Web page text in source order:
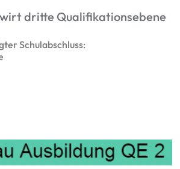
dritte Qualifikationsebene
Schulabschluss: